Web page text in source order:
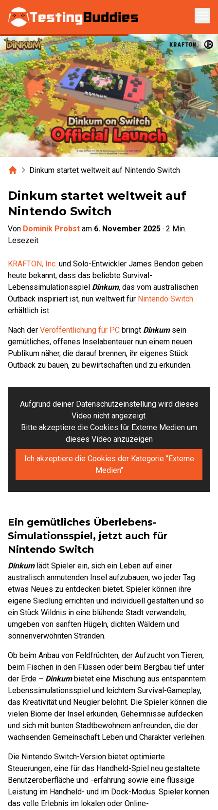
Zum Hauptinhalt springen
HomeDinkum startet weltweit auf Nintendo Switch
Dinkum startet weltweit auf
Nintendo Switch
Von Dominik Probst am 6. November 2025 · 2 Min.
Lesezeit
KRAFTON, Inc. und Solo-Entwickler James Bendon geben
heute bekannt, dass das beliebte Survival-
Lebenssimulationsspiel Dinkum, das vom australischen
Outback inspiriert ist, nun weltweit für Nintendo Switch
erhältlich ist.
Nach der Veröffentlichung für PC bringt Dinkum sein
gemütliches, offenes Inselabenteuer nun einem neuen
Publikum näher, die darauf brennen, ihr eigenes Stück
Outback zu bauen, zu bewirtschaften und zu erkunden.
Aufgrund deiner Datenschutzeinstellung wird dieses
Video nicht angezeigt.
Bitte akzeptiere die Cookies für Externe Medien um
dieses Video anzuzeigen
Ich akzeptiere die Cookies der Kategorie "Externe
Medien"
Ein gemütliches Überlebens-
Simulationsspiel, jetzt auch für
Nintendo Switch
Dinkum lädt Spieler ein, sich ein Leben auf einer
australisch anmutenden Insel aufzubauen, wo jeder Tag
etwas Neues zu entdecken bietet. Spieler können ihre
eigene Siedlung errichten und individuell gestalten und so
ein Stück Wildnis in eine blühende Stadt verwandeln,
umgeben von sanften Hügeln, dichten Wäldern und
sonnenverwöhnten Stränden.
Ob beim Anbau von Feldfrüchten, der Aufzucht von Tieren,
beim Fischen in den Flüssen oder beim Bergbau tief unter
der Erde – Dinkumbietet eine Mischung aus entspanntem
Lebenssimulationsspiel und leichtem Survival-Gameplay,
das Kreativität und Neugier belohnt. Die Spieler können die
vielen Biome der Insel erkunden, Geheimnisse aufdecken
und sich mit bunten Stadtbewohnern anfreunden, die der
wachsenden Gemeinschaft Leben und Charakter verleihen.
Die Nintendo Switch-Version bietet optimierte
Steuerungen, eine für das Handheld-Spiel neu gestaltete
Benutzeroberfläche und -erfahrung sowie eine flüssige
Leistung im Handheld- und im Dock-Modus. Spieler können
das volle Erlebnis im lokalen oder Online-